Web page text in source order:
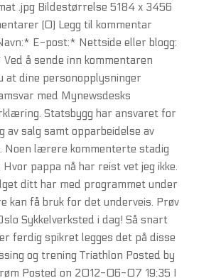
.jpg Bildestørrelse 5184 x 3456
(0) Legg til kommentar
E-post:* Nettside eller blogg:
å sende inn kommentaren
at dine personopplysninger
med Mynewsdesks
Statsbygg har ansvaret for
av salg samt opparbeidelse av
Noen lærere kommenterte stadig
Hvor pappa nå har reist vet jeg ikke.
ditt har med programmet under
kan få bruk for det underveis. Prøv
Sykkelverksted i dag! Så snart
ferdig spikret legges det på disse
og trening Triathlon Posted by
Posted on 2012-06-07 19:35 I